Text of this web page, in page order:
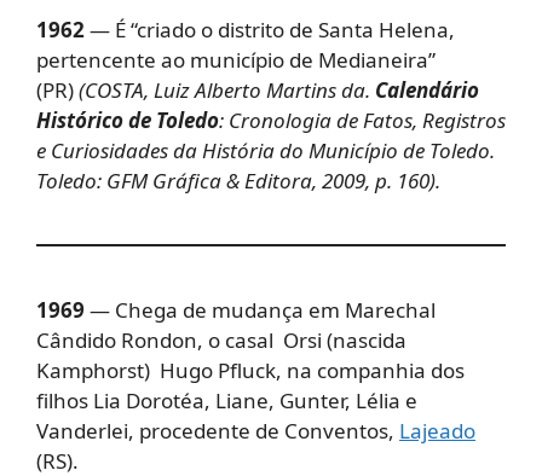
1962— É “criado o distrito de Santa Helena,
pertencente ao município de Medianeira”
(PR)(COSTA, Luiz Alberto Martins da. Calendário
Histórico de Toledo: Cronologia de Fatos, Registros
e Curiosidades da História do Município de Toledo.
Toledo: GFM Gráfica & Editora, 2009, p. 160).
1969 — Chega de mudança em Marechal
Cândido Rondon, o casal Orsi (nascida
Kamphorst) Hugo Pfluck, na companhia dos
filhos Lia Dorotéa, Liane, Gunter, Lélia e
Vanderlei, procedente de Conventos, Lajeado
(RS).